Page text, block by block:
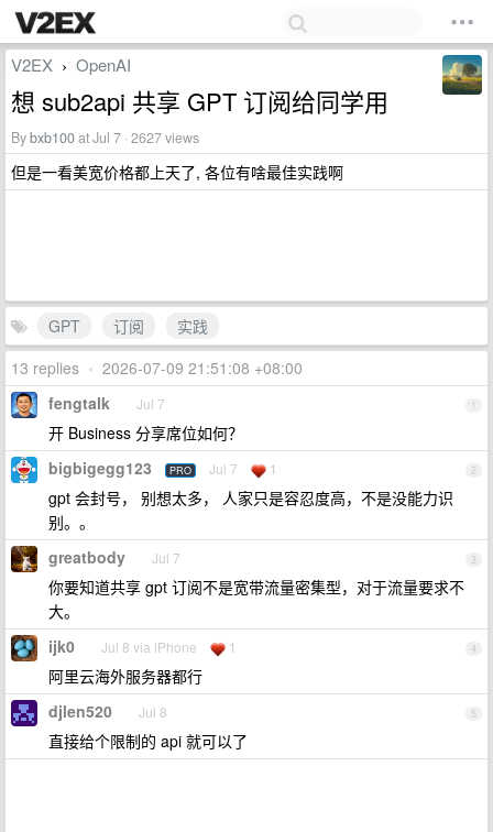
V2EX › OpenAI
想 sub2api 共享 GPT 订阅给同学用
Bybxb100at Jul 7 · 2627 views
但是一看美宽价格都上天了, 各位有啥最佳实践啊
GPT 订阅
实践
13 replies • 2026-07-09 21:51:08 +08:00
1
fengtalk Jul 7
开 Business 分享席位如何？
2
bigbigegg123 PRO Jul 7 1
gpt 会封号， 别想太多， 人家只是容忍度高，不是没能力识
别。。
3
greatbody Jul 7
你要知道共享 gpt 订阅不是宽带流量密集型，对于流量要求不
大。
4
ijk0 Jul 8 via iPhone 1
阿里云海外服务器都行
5
djlen520 Jul 8
直接给个限制的 api 就可以了